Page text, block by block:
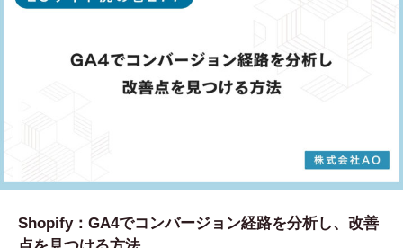
あっ！と おどろく、みらいをつくる。
SERVICE
制作実績
Shopify：GA4でコンバージョン経路を分析し、改善